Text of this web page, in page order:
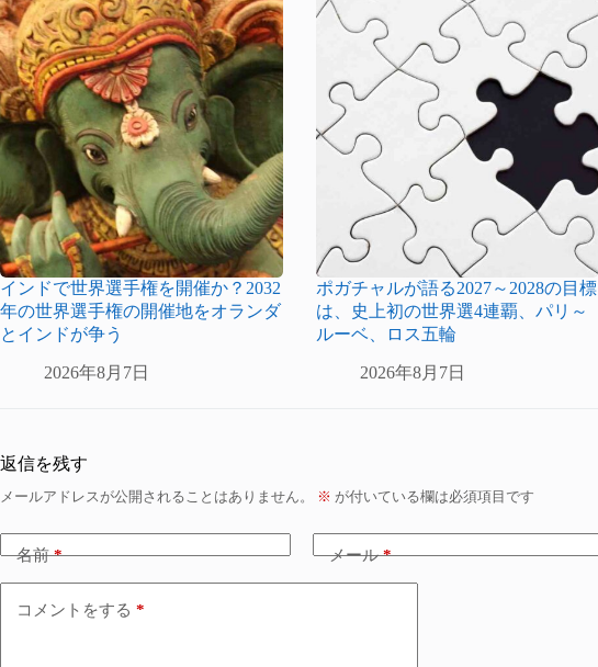
インドで世界選手権を開催か？2032
年の世界選手権の開催地をオランダ
とインドが争う
2026年8月7日
ポガチャルが語る2027～2028の目標
は、史上初の世界選4連覇、パリ～
ルーベ、ロス五輪
2026年8月7日
返信を残す
メールアドレスが公開されることはありません。 ※ が付いている欄は必須項目です
名前* メール*
コメントをする *